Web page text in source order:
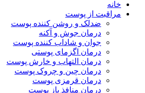
خانه
مراقبت از پوست
ضدلک و روشن کننده پوست
درمان جوش و آکنه
جوان و شاداب کننده پوست
درمان اگزمای پوستی
درمان التهاب و خارش پوست
درمان چین و چروک پوست
درمان قرمزی پوست
درمان منافذ باز پوست